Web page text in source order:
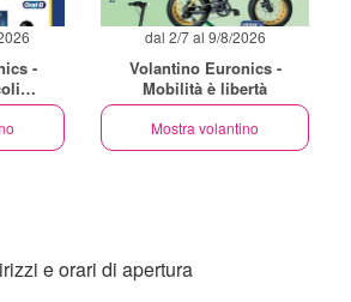
-
dal 2/7 al 9/8/2026
Volantino Euronics -
Mobilità è libertà
Mostra volantino
e orari di apertura